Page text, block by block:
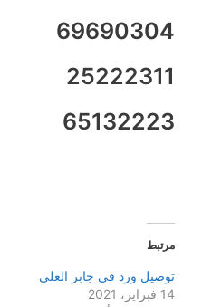
69690304
25222311
65132223
مرتبط
توصيل ورد في جابر العلي
14 فبراير، 2021